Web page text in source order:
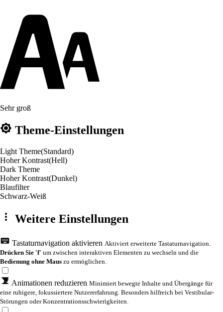
Sehr groß
Theme-Einstellungen
Light Theme(Standard)
Hoher Kontrast(Hell)
Dark Theme
Hoher Kontrast(Dunkel)
Blaufilter
Schwarz-Weiß
Weitere Einstellungen
Tastaturnavigation aktivieren Aktiviert erweiterte Tastaturnavigation.
Drücken Sie 'f' um zwischen interaktiven Elementen zu wechseln und die
Bedienung ohne Maus zu ermöglichen.
Animationen reduzieren Minimiert bewegte Inhalte und Übergänge für
eine ruhigere, fokussiertere Nutzererfahrung. Besonders hilfreich bei Vestibular-
Störungen oder Konzentrationsschwierigkeiten.